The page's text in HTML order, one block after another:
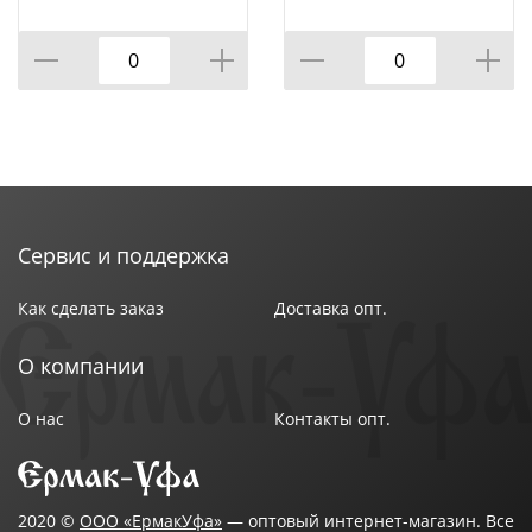
Макс. нагрузка: 120 кг
Вес: 12,36 кг
Цвет: чёрный, тёмно-серый
Сервис и поддержка
Как сделать заказ Доставка опт.
О компании
О нас Контакты опт.
2020 © ООО «ЕрмакУфа» — оптовый интернет-магазин. Все